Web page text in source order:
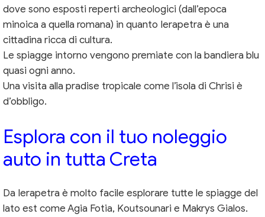
dove sono esposti reperti archeologici (dall’epoca
minoica a quella romana) in quanto Ierapetra è una
cittadina ricca di cultura.
Le spiagge intorno vengono premiate con la bandiera blu
quasi ogni anno.
Una visita alla pradise tropicale come l’isola di Chrisi è
d’obbligo.
Esplora con il tuo noleggio
auto in tutta Creta
Da Ierapetra è molto facile esplorare tutte le spiagge del
lato est come Agia Fotia, Koutsounari e Makrys Gialos.